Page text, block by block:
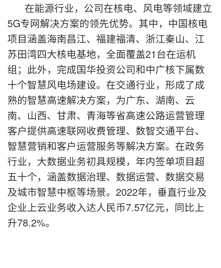
在能源行业，公司在核电、风电等领域建立
5G专网解决方案的领先优势。其中，中国核电
项目涵盖海南昌江、福建福清、浙江秦山、江
苏田湾四大核电基地，全面覆盖21台在运机
组；此外，完成国华投资公司和中广核下属数
十个智慧风电场建设。在交通行业，形成了成
熟的智慧高速解决方案，为广东、湖南、云
南、山西、甘肃、青海等省高速公路运营管理
客户提供高速联网收费管理、数智交通平台、
智慧营销和客户运营服务等解决方案。在政务
行业，大数据业务初具规模，年内签单项目超
五十个，涵盖数据治理、数据运营、数据交易
及城市智慧中枢等场景。2022年，垂直行业及
企业上云业务收入达人民币7.57亿元，同比上
升78.2%。